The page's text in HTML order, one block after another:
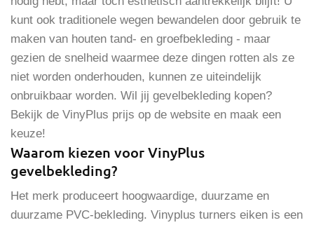
kunt ook traditionele wegen bewandelen door gebruik te
maken van houten tand- en groefbekleding - maar
gezien de snelheid waarmee deze dingen rotten als ze
niet worden onderhouden, kunnen ze uiteindelijk
onbruikbaar worden. Wil jij gevelbekleding kopen?
Bekijk de VinyPlus prijs op de website en maak een
keuze!
Waarom kiezen voor VinyPlus
gevelbekleding?
Het merk produceert hoogwaardige, duurzame en
duurzame PVC-bekleding. Vinyplus turners eiken is een